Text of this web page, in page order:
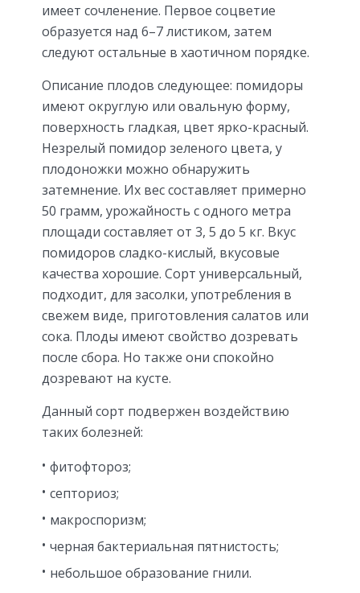
имеет сочленение. Первое соцветие
образуется над 6–7 листиком, затем
следуют остальные в хаотичном порядке.
Описание плодов следующее: помидоры
имеют округлую или овальную форму,
поверхность гладкая, цвет ярко-красный.
Незрелый помидор зеленого цвета, у
плодоножки можно обнаружить
затемнение. Их вес составляет примерно
50 грамм, урожайность с одного метра
площади составляет от 3, 5 до 5 кг. Вкус
помидоров сладко-кислый, вкусовые
качества хорошие. Сорт универсальный,
подходит, для засолки, употребления в
свежем виде, приготовления салатов или
сока. Плоды имеют свойство дозревать
после сбора. Но также они спокойно
дозревают на кусте.
Данный сорт подвержен воздействию
таких болезней:
фитофтороз;
септориоз;
макроспоризм;
черная бактериальная пятнистость;
небольшое образование гнили.